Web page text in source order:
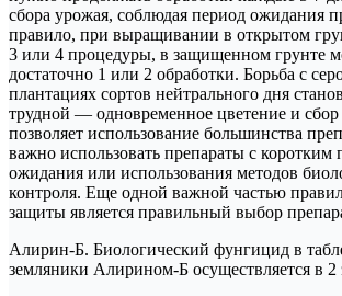
сбора урожая, соблюдая период ожидания
правило, при выращивании в открытом
3 или 4 процедуры, в защищенном грунте
достаточно 1 или 2 обработки. Борьба с
плантациях сортов нейтрального дня
трудной — одновременное цветение и
позволяет использование большинства
важно использовать препараты с коротким
ожидания или использования методов
контроля. Еще одной важной частью
защиты является правильный выбор
Алирин-Б. Биологический фунгицид в
земляники Алирином-Б осуществляется в 2